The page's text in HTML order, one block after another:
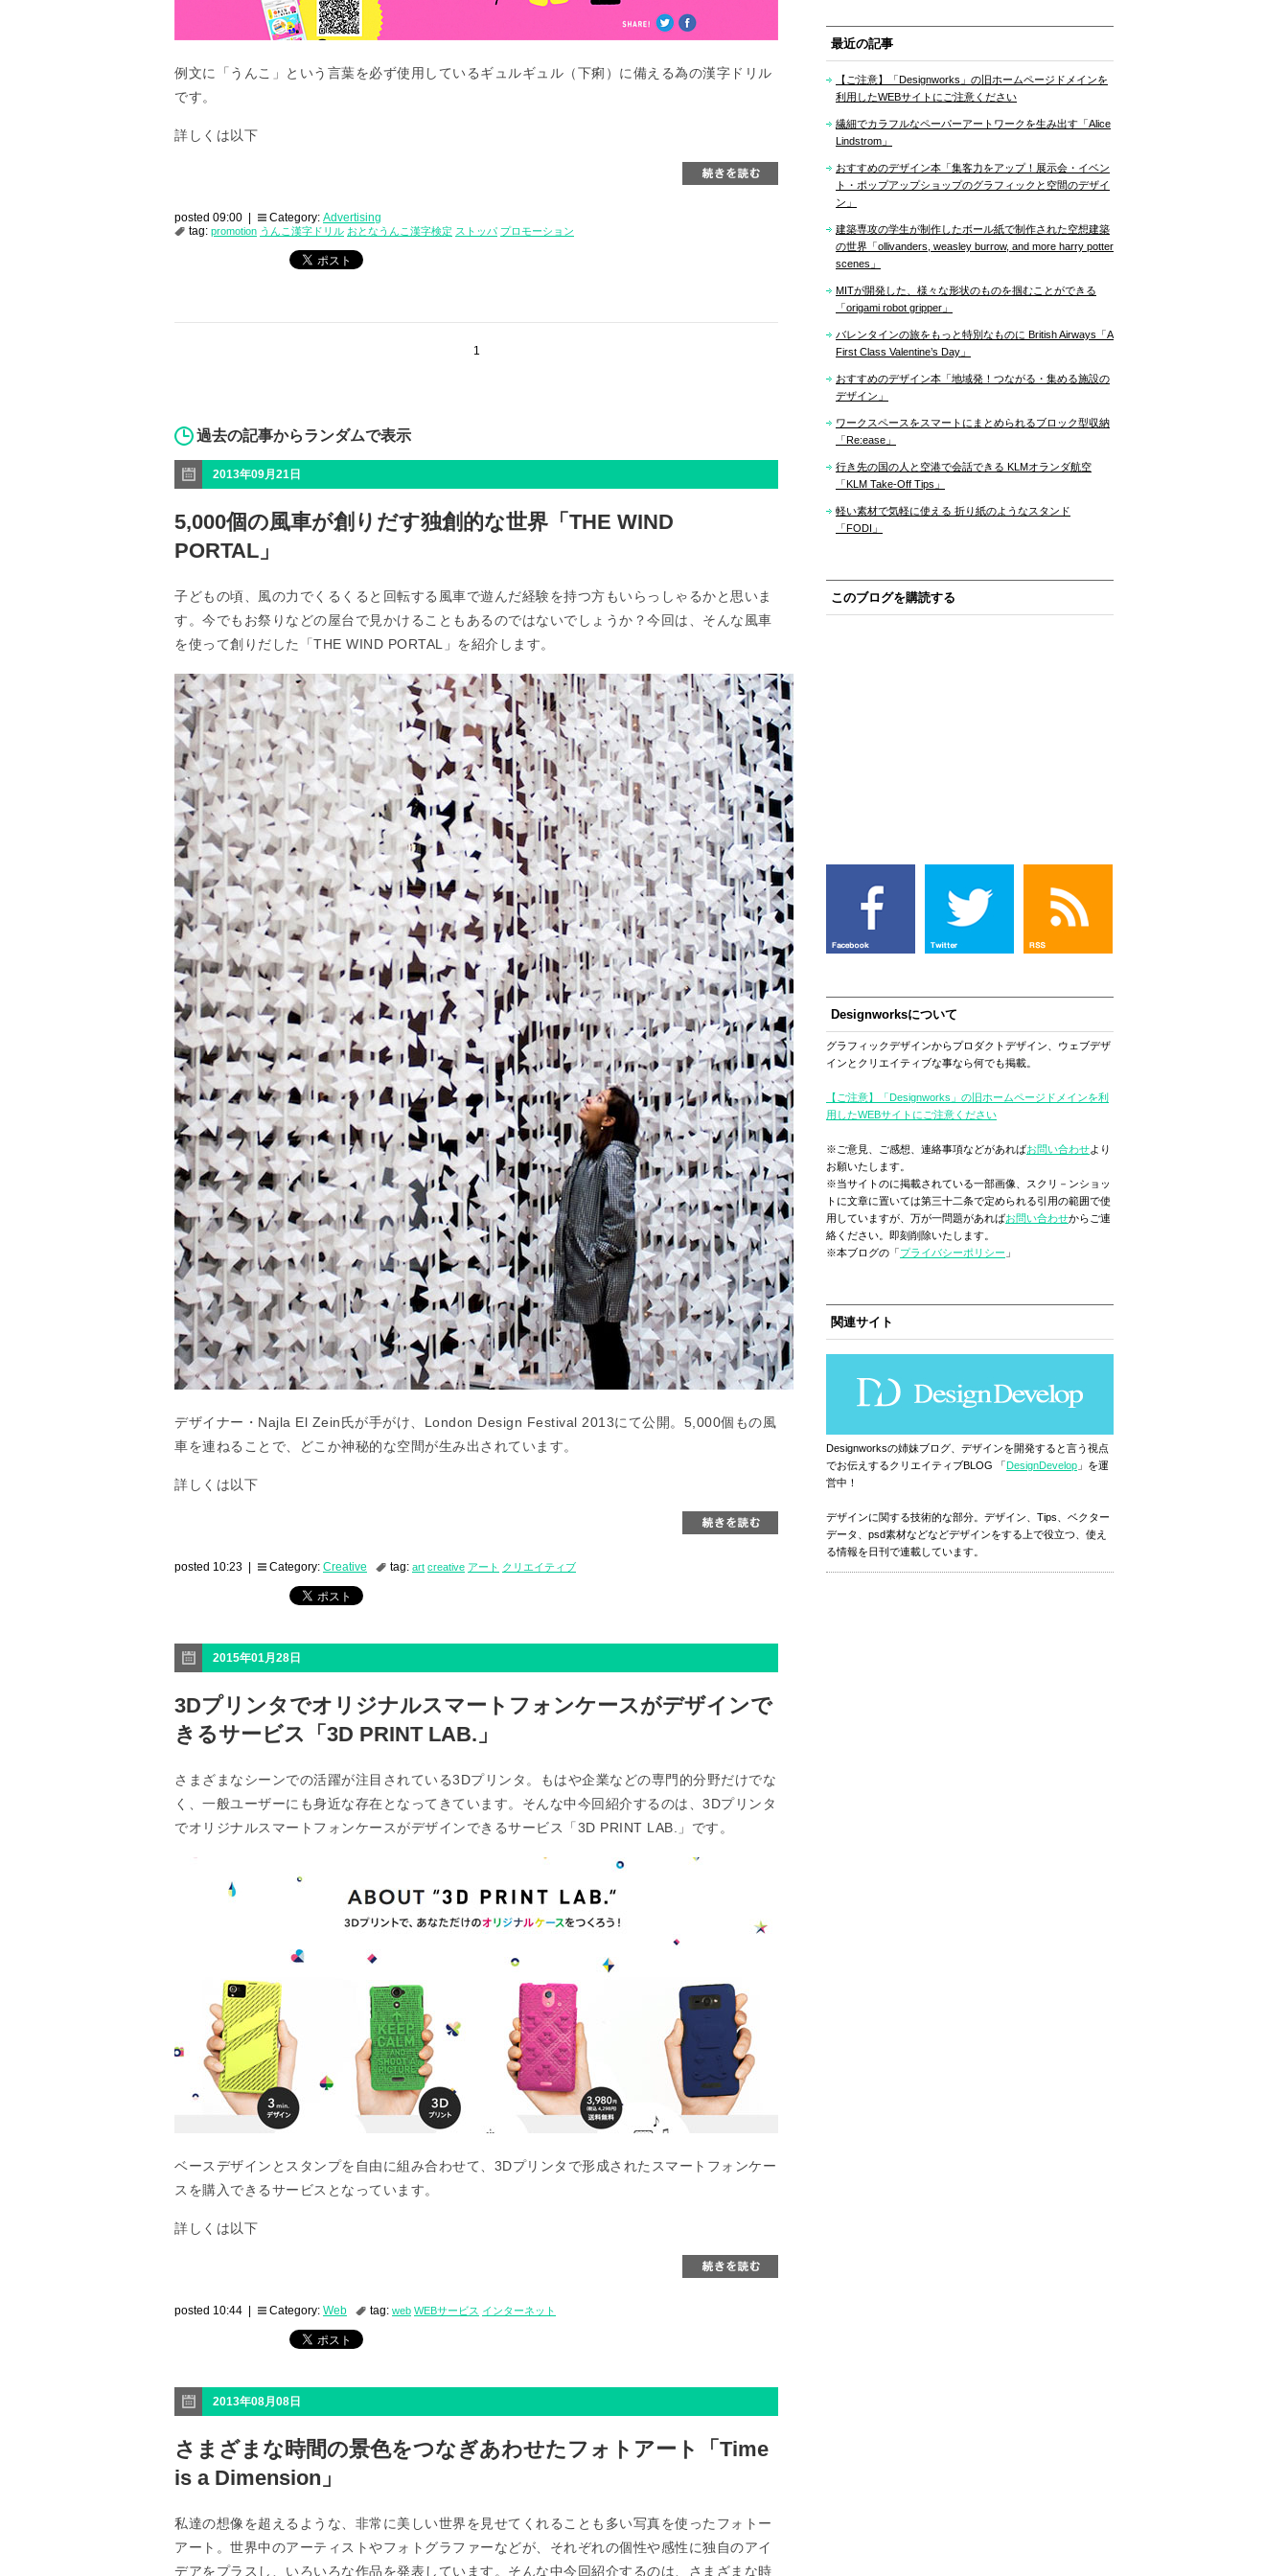
例文に「うんこ」という言葉を必ず使用しているギュルギュル（下痢）に備える為の漢字ドリル
です。
詳しくは以下
posted 09:00 | Category: Advertising
tag: promotion うんこ漢字ドリル おとなうんこ漢字検定 ストッパ プロモーション
1
過去の記事からランダムで表示
2013年09月21日
5,000個の風車が創りだす独創的な世界「THE WIND
PORTAL」
子どもの頃、風の力でくるくると回転する風車で遊んだ経験を持つ方もいらっしゃるかと思いま
す。今でもお祭りなどの屋台で見かけることもあるのではないでしょうか？今回は、そんな風車
を使って創りだした「THE WIND PORTAL」を紹介します。
デザイナー・Najla El Zein氏が手がけ、London Design Festival 2013にて公開。5,000個もの風
車を連ねることで、どこか神秘的な空間が生み出されています。
詳しくは以下
posted 10:23 | Category: Creative tag: art creative アート クリエイティブ
2015年01月28日
3Dプリンタでオリジナルスマートフォンケースがデザインで
きるサービス「3D PRINT LAB.」
さまざまなシーンでの活躍が注目されている3Dプリンタ。もはや企業などの専門的分野だけでな
く、一般ユーザーにも身近な存在となってきています。そんな中今回紹介するのは、3Dプリンタ
でオリジナルスマートフォンケースがデザインできるサービス「3D PRINT LAB.」です。
ベースデザインとスタンプを自由に組み合わせて、3Dプリンタで形成されたスマートフォンケー
スを購入できるサービスとなっています。
詳しくは以下
posted 10:44 | Category: Web tag: web WEBサービス インターネット
2013年08月08日
さまざまな時間の景色をつなぎあわせたフォトアート「Time
is a Dimension」
私達の想像を超えるような、非常に美しい世界を見せてくれることも多い写真を使ったフォトー
アート。世界中のアーティストやフォトグラファーなどが、それぞれの個性や感性に独自のアイ
デアをプラスし、いろいろな作品を発表しています。そんな中今回紹介するのは、さまざまな時
最近の記事
【ご注意】「Designworks」の旧ホームページドメインを
利用したWEBサイトにご注意ください
繊細でカラフルなペーパーアートワークを生み出す「Alice
Lindstrom」
おすすめのデザイン本「集客力をアップ！展示会・イベン
ト・ポップアップショップのグラフィックと空間のデザイ
ン」
建築専攻の学生が制作したボール紙で制作された空想建築
の世界「ollivanders, weasley burrow, and more harry potter
scenes」
MITが開発した、様々な形状のものを掴むことができる
「origami robot gripper」
バレンタインの旅をもっと特別なものに British Airways「A
First Class Valentine’s Day」
おすすめのデザイン本「地域発！つながる・集める施設の
デザイン」
ワークスペースをスマートにまとめられるブロック型収納
「Re:ease」
行き先の国の人と空港で会話できる KLMオランダ航空
「KLM Take-Off Tips」
軽い素材で気軽に使える 折り紙のようなスタンド
「FODI」
このブログを購読する
Designworksについて
グラフィックデザインからプロダクトデザイン、ウェブデザ
インとクリエイティブな事なら何でも掲載。
【ご注意】「Designworks」の旧ホームページドメインを利
用したWEBサイトにご注意ください
※ご意見、ご感想、連絡事項などがあればお問い合わせより
お願いたします。
※当サイトのに掲載されている一部画像、スクリ－ンショッ
トに文章に置いては第三十二条で定められる引用の範囲で使
用していますが、万が一問題があればお問い合わせからご連
絡ください。即刻削除いたします。
※本ブログの「プライバシーポリシー 」
関連サイト
Designworksの姉妹ブログ、デザインを開発すると言う視点
でお伝えするクリエイティブBLOG 「DesignDevelop 」を運
営中！
デザインに関する技術的な部分。デザイン、Tips、ベクター
データ、psd素材などなどデザインをする上で役立つ、使え
る情報を日刊で連載しています。